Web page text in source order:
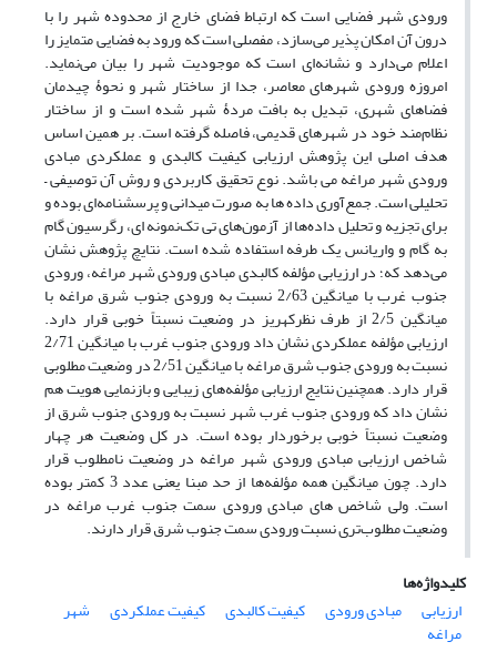
ورودی شهر فضایی است که ارتباط فضای خارج از محدوده شهر را با
درون آن امکان پذیر می‌سازد، مفصلی است که ورود به فضایی متمایز را
اعلام می‌دارد و نشانه‌ای است که موجودیت شهر را بیان می‌نماید.
امروزه ورودی شهرهای معاصر، جدا از ساختار شهر و نحوۀ چیدمان
فضاهای شهری، تبدیل به بافت مردۀ شهر شده است و از ساختار
نظام‌مند خود در شهرهای قدیمی، فاصله گرفته است. بر همین اساس
هدف اصلی این پژوهش ارزیابی کیفیت کالبدی و عملکردی مبادی
ورودی شهر مراغه می باشد. نوع تحقیق کاربردی و روش آن توصیفی –
تحلیلی است. جمع‌آوری داده ها به صورت میدانی و پرسشنامه‌ای بوده و
برای تجزیه و تحلیل داده‌ها از آزمون‌های تی تک‌نمونه ای، رگرسیون گام
به گام و واریانس یک طرفه استفاده شده است. نتایچ پژوهش نشان
می‌دهد که؛ در ارزیابی مؤلفه کالبدی مبادی ورودی شهر مراغه، ورودی
جنوب غرب با میانگین 2/63 نسبت به ورودی جنوب شرق مراغه با
میانگین 2/5 از طرف نظرکهریز در وضعیت نسبتاً خوبی قرار دارد.
ارزیابی مؤلفه عملکردی نشان داد ورودی جنوب غرب با میانگین 2/71
نسبت به ورودی جنوب شرق مراغه با میانگین 2/51 در وضعیت مطلوبی
قرار دارد. همچنین نتایج ارزیابی مؤلفه‌های زیبایی و بازنمایی هویت هم
نشان داد که ورودی جنوب غرب شهر نسبت به ورودی جنوب شرق از
وضعیت نسبتاً خوبی برخوردار بوده است. در کل وضعیت هر چهار
شاخص ارزیابی مبادی ورودی شهر مراغه در وضعیت نامطلوب قرار
دارد. چون میانگین همه مؤلفه‌ها از حد مبنا یعنی عدد 3 کمتر بوده
است. ولی شاخص های مبادی ورودی سمت جنوب غرب مراغه در
وضعیت مطلوب‌تری نسبت ورودی سمت جنوب شرق قرار دارند.
کلیدواژه‌ها
ارزیابی
مبادی ورودی کیفیت کالبدی کیفیت عملکردی شهر
مراغه